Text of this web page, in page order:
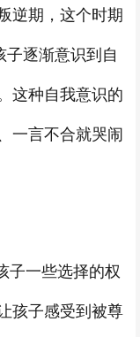
逆期，这个时期
子逐渐意识到自
这种自我意识的
一言不合就哭闹
子一些选择的权
孩子感受到被尊